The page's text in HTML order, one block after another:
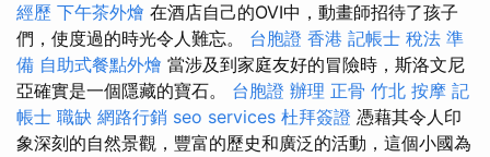
經歷 下午茶外燴 在酒店自己的OVI中，動畫師招待了孩子
們，使度過的時光令人難忘。 台胞證 香港 記帳士 稅法 準
備 自助式餐點外燴 當涉及到家庭友好的冒險時，斯洛文尼
亞確實是一個隱藏的寶石。 台胞證 辦理 正骨 竹北 按摩 記
帳士 職缺 網路行銷 seo services 杜拜簽證 憑藉其令人印
象深刻的自然景觀，豐富的歷史和廣泛的活動，這個小國為